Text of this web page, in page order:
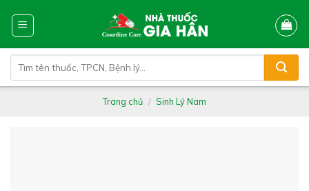
kiếm:
Trang chủ / Sinh Lý Nam